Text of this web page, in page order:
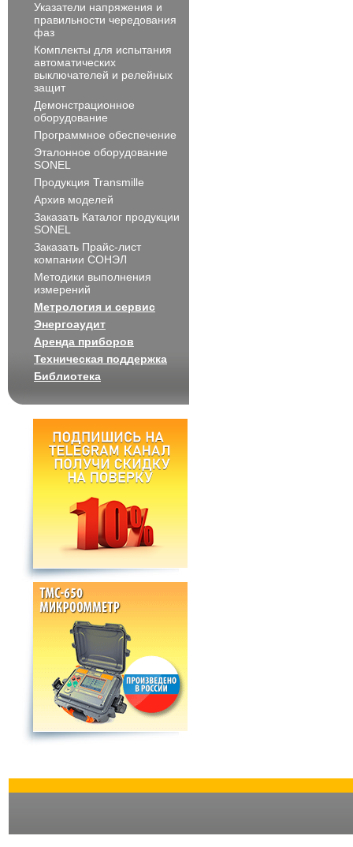
Указатели напряжения и
правильности чередования
фаз
Комплекты для испытания
автоматических
выключателей и релейных
защит
Демонстрационное
оборудование
Программное обеспечение
Эталонное оборудование
SONEL
Продукция Transmille
Архив моделей
Заказать Каталог продукции
SONEL
Заказать Прайс-лист
компании СОНЭЛ
Методики выполнения
измерений
Метрология и сервис
Энергоаудит
Аренда приборов
Техническая поддержка
Библиотека